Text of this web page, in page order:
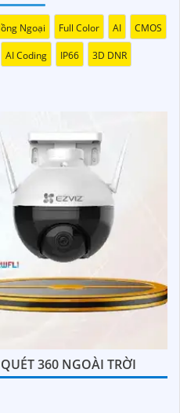
Ngoại Full Color AI CMOS
AI Coding IP66 3D DNR
360 NGOÀI TRỜI